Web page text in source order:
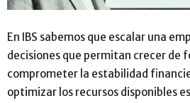
En IBS sabemos que escalar una
decisiones que permitan crecer de
comprometer la estabilidad
optimizar los recursos disponibles